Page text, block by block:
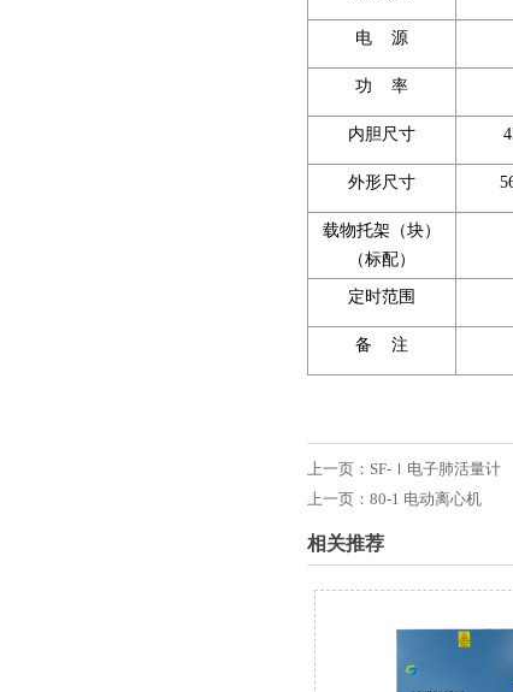
电 源
功 率
内胆尺寸
外形尺寸
载物托架（块）
（标配）
定时范围
备 注
上一页： SF-Ⅰ电子肺活量计
上一页：80-1 电动离心机
相关推荐